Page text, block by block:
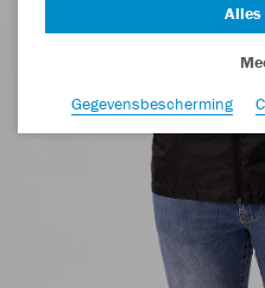
Alles
Gegevensbescherming